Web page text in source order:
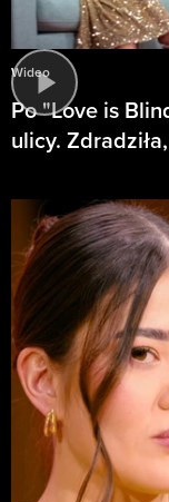
Wideo
Po "Love is
ulicy.